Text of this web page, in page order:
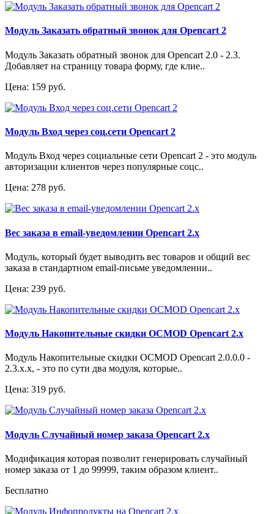
Модуль Заказать обратный звонок для Opencart 2
Модуль Заказать обратный звонок для Opencart 2.0 - 2.3.
Добавляет на страницу товара форму, где клие..
Цена: 159 руб.
Модуль Вход через соц.сети Opencart 2
Модуль Вход через социальные сети Opencart 2 - это модуль
авторизации клиентов через популярные соцс..
Цена: 278 руб.
Вес заказа в email-уведомлении Opencart 2.x
Модуль, который будет выводить вес товаров и общий вес
заказа в стандартном email-письме уведомлении..
Цена: 239 руб.
Модуль Накопительные скидки OCMOD Opencart 2.x
Модуль Накопительные скидки OCMOD Opencart 2.0.0.0 -
2.3.x.x, - это по сути два модуля, которые..
Цена: 319 руб.
Модуль Случайный номер заказа Opencart 2.x
Модификация которая позволит генерировать случайный
номер заказа от 1 до 99999, таким образом клиент..
Бесплатно